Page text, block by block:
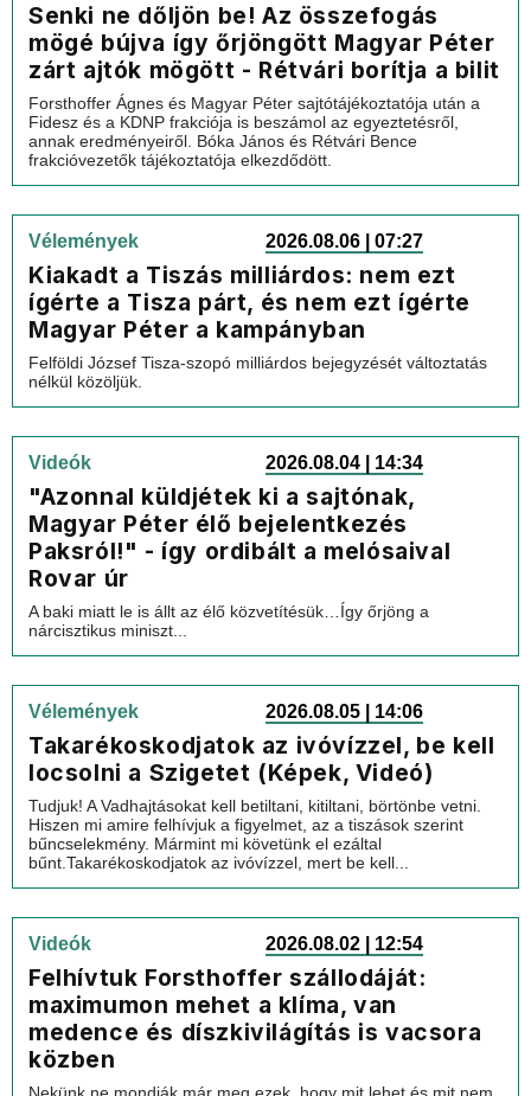
Senki ne dőljön be! Az összefogás
mögé bújva így őrjöngött Magyar Péter
zárt ajtók mögött - Rétvári borítja a bilit
Forsthoffer Ágnes és Magyar Péter sajtótájékoztatója után a
Fidesz és a KDNP frakciója is beszámol az egyeztetésről,
annak eredményeiről. Bóka János és Rétvári Bence
frakcióvezetők tájékoztatója elkezdődött.
Vélemények 2026.08.06 | 07:27
Kiakadt a Tiszás milliárdos: nem ezt
ígérte a Tisza párt, és nem ezt ígérte
Magyar Péter a kampányban
Felföldi József Tisza-szopó milliárdos bejegyzését változtatás
nélkül közöljük.
Videók 2026.08.04 | 14:34
"Azonnal küldjétek ki a sajtónak,
Magyar Péter élő bejelentkezés
Paksról!" - így ordibált a melósaival
Rovar úr
A baki miatt le is állt az élő közvetítésük…Így őrjöng a
nárcisztikus miniszt...
Vélemények 2026.08.05 | 14:06
Takarékoskodjatok az ivóvízzel, be kell
locsolni a Szigetet (Képek, Videó)
Tudjuk! A Vadhajtásokat kell betiltani, kitiltani, börtönbe vetni.
Hiszen mi amire felhívjuk a figyelmet, az a tiszások szerint
bűncselekmény. Mármint mi követünk el ezáltal
bűnt.Takarékoskodjatok az ivóvízzel, mert be kell...
Videók 2026.08.02 | 12:54
Felhívtuk Forsthoffer szállodáját:
maximumon mehet a klíma, van
medence és díszkivilágítás is vacsora
közben